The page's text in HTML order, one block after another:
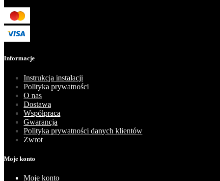
Informacje
Instrukcja instalacji
Polityka prywatności
O nas
Dostawa
Współpraca
Gwarancja
Polityka prywatności danych klientów
Zwrot
Moje konto
Moje konto